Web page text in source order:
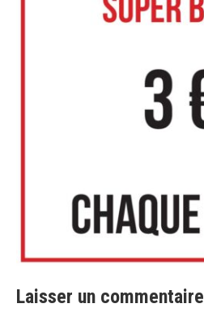
Laisser un commentaire